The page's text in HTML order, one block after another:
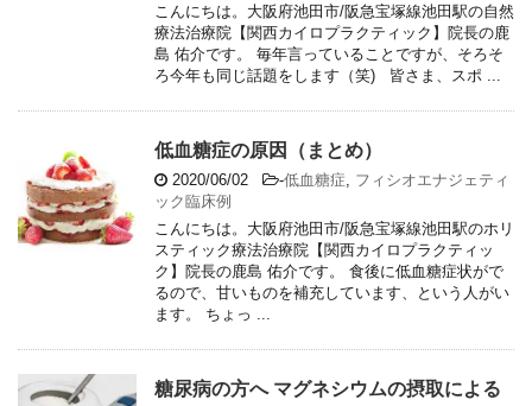
こんにちは。大阪府池田市/阪急宝塚線池田駅の自然
療法治療院【関西カイロプラクティック】院長の鹿
島 佑介です。 毎年言っていることですが、そろそ
ろ今年も同じ話題をします（笑) 皆さま、スポ ...
低血糖症の原因（まとめ）
2020/06/02 -低血糖症, フィシオエナジェティ
ック臨床例
こんにちは。大阪府池田市/阪急宝塚線池田駅のホリ
スティック療法治療院【関西カイロプラクティッ
ク】院長の鹿島 佑介です。 食後に低血糖症状がで
るので、甘いものを補充しています、という人がい
ます。 ちょっ ...
糖尿病の方へ マグネシウムの摂取による